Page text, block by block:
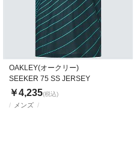
メンズ
OAKLEY(オークリー)
SEEKER 75 SS JERSEY
￥4,235(税込)